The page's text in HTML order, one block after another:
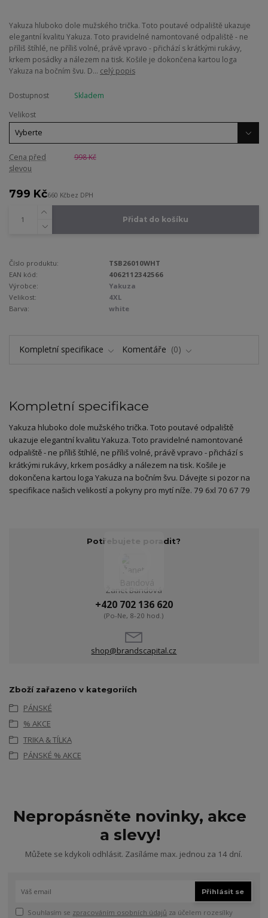
Yakuza hluboko dole mužského trička. Toto poutavé odpaliště ukazuje
elegantní kvalitu Yakuza. Toto pravidelné namontované odpaliště - ne
příliš štíhlé, ne příliš volné, právě vpravo - přichází s krátkými rukávy,
krkem posádky a nálezem na tisk. Košile je dokončena kartou loga
Yakuza na bočním švu. D... celý popis
Dostupnost
Skladem
Velikost
Cena před
slevou
998 Kč
799 Kč660 Kčbez DPH
Přidat do košíku
Číslo produktu:
TSB26010WHT
EAN kód:
4062112342566
Výrobce:
Yakuza
Velikost:
4XL
Barva:
white
Kompletní specifikace Komentáře 0
Kompletní specifikace
Yakuza hluboko dole mužského trička. Toto poutavé odpaliště
ukazuje elegantní kvalitu Yakuza. Toto pravidelné namontované
odpaliště - ne příliš štíhlé, ne příliš volné, právě vpravo - přichází s
krátkými rukávy, krkem posádky a nálezem na tisk. Košile je
dokončena kartou loga Yakuza na bočním švu. Dávejte si pozor na
specifikace našich velikostí a pokyny pro mytí níže. 79 6xl 70 67 79
Potřebujete poradit?
Žanet Bandová
+420 702 136 620
(Po-Ne, 8-20 hod.)
shop@brandscapital.cz
Zboží zařazeno v kategoriích
PÁNSKÉ
% AKCE
TRIKA & TÍLKA
PÁNSKÉ % AKCE
Nepropásněte novinky, akce
a slevy!
Můžete se kdykoli odhlásit. Zasíláme max. jednou za 14 dní.
Přihlásit se
Souhlasím se zpracováním osobních údajů za účelem rozesílky